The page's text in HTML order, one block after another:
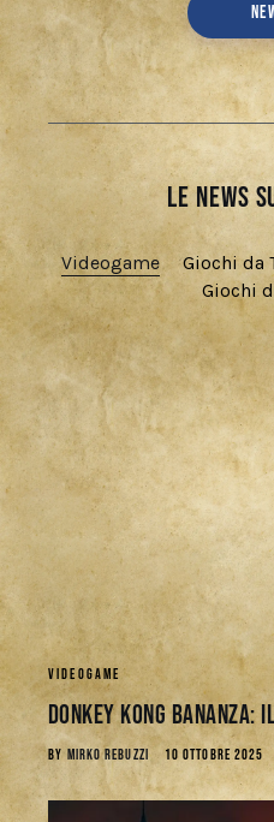
Le news
Videogame Giochi da
Giochi
VIDEOGAME
Donkey Kong Bananza:
BY MIRKO REBUZZI 10 OTTOBRE 2025